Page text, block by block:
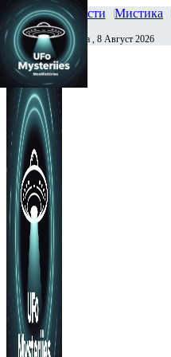
Главная Новости Мистика
Сегодня Суббота , 8 Август 2026